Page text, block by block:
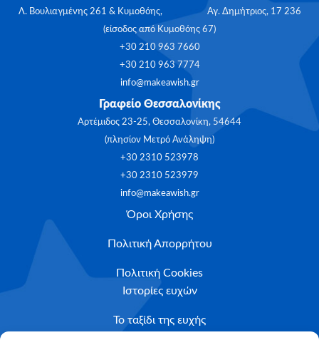
Λ. Βουλιαγμένης 261 & Κυμοθόης, Αγ. Δημήτριος, 17 236
(είσοδος από Κυμοθόης 67)
+30 210 963 7660
+30 210 963 7774
info@makeawish.gr
Γραφείο Θεσσαλονίκης
Αρτέμιδος 23-25, Θεσσαλονίκη, 54644
(πλησίον Μετρό Ανάληψη)
+30 2310 523978
+30 2310 523979
info@makeawish.gr
Όροι Χρήσης
Πολιτική Απορρήτου
Πολιτική Cookies
Ιστορίες ευχών
Το ταξίδι της ευχής